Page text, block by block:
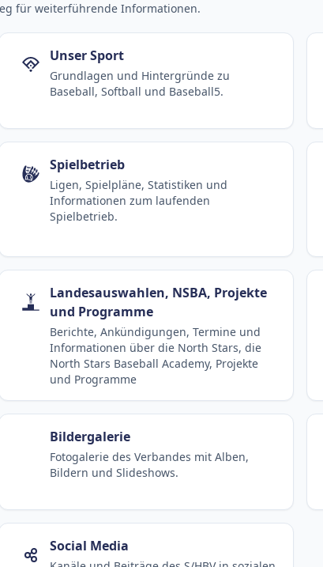
für weiterführende Informationen.
Unser Sport
Grundlagen und Hintergründe zu
Baseball, Softball und Baseball5.
Spielbetrieb
Ligen, Spielpläne, Statistiken und
Informationen zum laufenden
Spielbetrieb.
Landesauswahlen, NSBA, Projekte
und Programme
Berichte, Ankündigungen, Termine und
Informationen über die North Stars, die
North Stars Baseball Academy, Projekte
und Programme
Bildergalerie
Fotogalerie des Verbandes mit Alben,
Bildern und Slideshows.
Social Media